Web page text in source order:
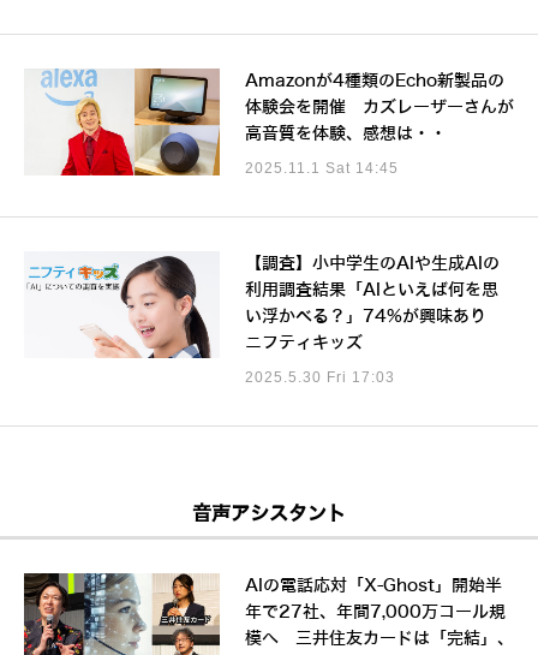
Amazonが4種類のEcho新製品の
体験会を開催 カズレーザーさんが
高音質を体験、感想は・・
2025.11.1 Sat 14:45
【調査】小中学生のAIや生成AIの
利用調査結果「AIといえば何を思
い浮かべる？」74%が興味あり
ニフティキッズ
2025.5.30 Fri 17:03
音声アシスタント
AIの電話応対「X-Ghost」開始半
年で27社、年間7,000万コール規
模へ 三井住友カードは「完結」、